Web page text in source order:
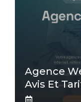
Agence
Avis Et